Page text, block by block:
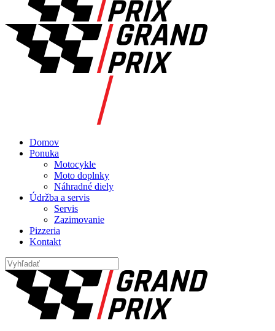
Domov
Ponuka
Motocykle
Moto doplnky
Náhradné diely
Údržba a servis
Servis
Zazimovanie
Pizzeria
Kontakt